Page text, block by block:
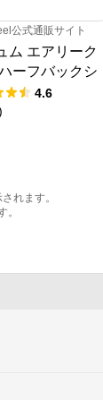
公式通販サイト
ム エアリーク
ーフバックシ
4.6
れます。